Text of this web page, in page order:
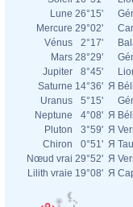
Lune 26°15'
Mercure 29°02'
Vénus
2°17'
Mars 28°29'
Jupiter
8°45'
Saturne 14°36' Я
Uranus
5°15'
Neptune
4°08' Я
Pluton
3°59' Я
Chiron
0°51' Я
Nœud vrai 29°52' Я
Lilith vraie 19°08' Я